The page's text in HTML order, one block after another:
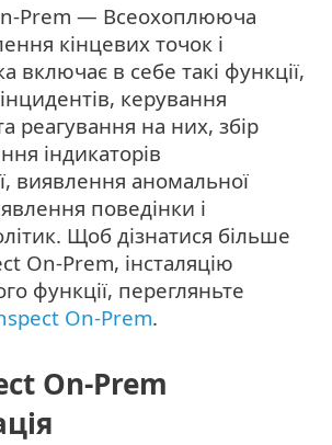
Prem — Всеохоплююча
кінцевих точок і
включає в себе такі функції,
керування
реагування на них, збір
індикаторів
виявлення аномальної
поведінки і
Щоб дізнатися більше
On-Prem, інсталяцію
функції, перегляньте
On-Prem.
On-Prem